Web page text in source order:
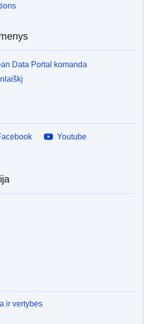
Data Portal komanda
Youtube
ir vertybės